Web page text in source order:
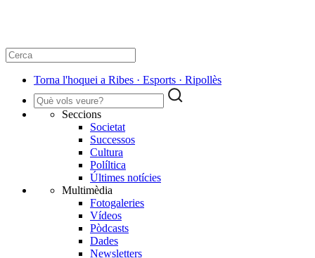
Torna l'hoquei a Ribes · Esports · Ripollès
Seccions
Societat
Successos
Cultura
Políltica
Últimes notícies
Multimèdia
Fotogaleries
Vídeos
Pòdcasts
Dades
Newsletters